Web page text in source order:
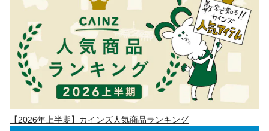
【2026年上半期】カインズ人気商品ランキング